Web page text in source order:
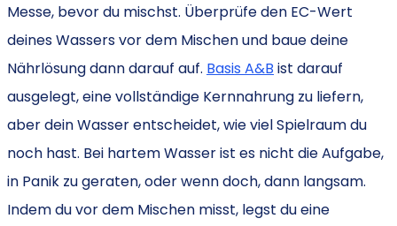
Messe, bevor du mischst. Überprüfe den EC-Wert
deines Wassers vor dem Mischen und baue deine
Nährlösung dann darauf auf. Basis A&B ist darauf
ausgelegt, eine vollständige Kernnahrung zu liefern,
aber dein Wasser entscheidet, wie viel Spielraum du
noch hast. Bei hartem Wasser ist es nicht die Aufgabe,
in Panik zu geraten, oder wenn doch, dann langsam.
Indem du vor dem Mischen misst, legst du eine